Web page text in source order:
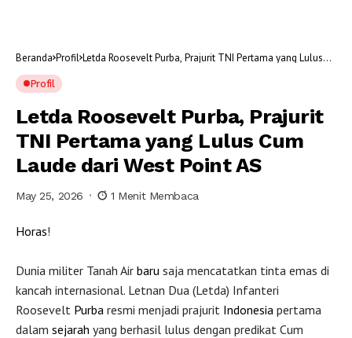
Beranda Profil Letda Roosevelt Purba, Prajurit TNI Pertama yang Lulus
Profil
Letda Roosevelt Purba, Prajurit
TNI Pertama yang Lulus Cum
Laude dari West Point AS
May 25, 2026 1 Menit Membaca
Horas!
Dunia militer Tanah Air baru saja mencatatkan tinta emas di
kancah internasional. Letnan Dua (Letda) Infanteri
Roosevelt Purba resmi menjadi prajurit Indonesia pertama
dalam sejarah yang berhasil lulus dengan predikat Cum